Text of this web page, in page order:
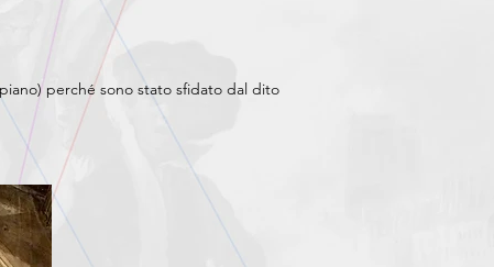
perché sono stato sfidato dal dito